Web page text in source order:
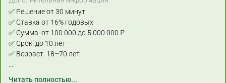
✅ Решение от 30 минут
✅ Ставка от 16% годовых
✅ Сумма: от 100 000 до 5 000 000 ₽
✅ Срок: до 10 лет
✅ Возраст: 18–70 лет
Читать полностью...